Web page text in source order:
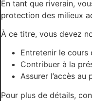
En tant que riverain,
protection des milieux
À ce titre, vous devez
Entretenir le cours
Contribuer à la
Assurer l’accès au
Pour plus de détails,